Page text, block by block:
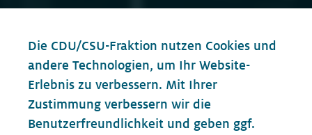
Die CDU/CSU-Fraktion nutzen Cookies und
andere Technologien, um Ihr Website-
Erlebnis zu verbessern. Mit Ihrer
Zustimmung verbessern wir die
Benutzerfreundlichkeit und geben ggf.